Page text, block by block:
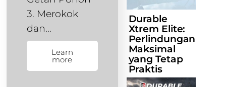
3. Merokok
dan…
Learn
more
Durable
Xtrem Elite:
Perlindungan
Maksimal
yang Tetap
Praktis